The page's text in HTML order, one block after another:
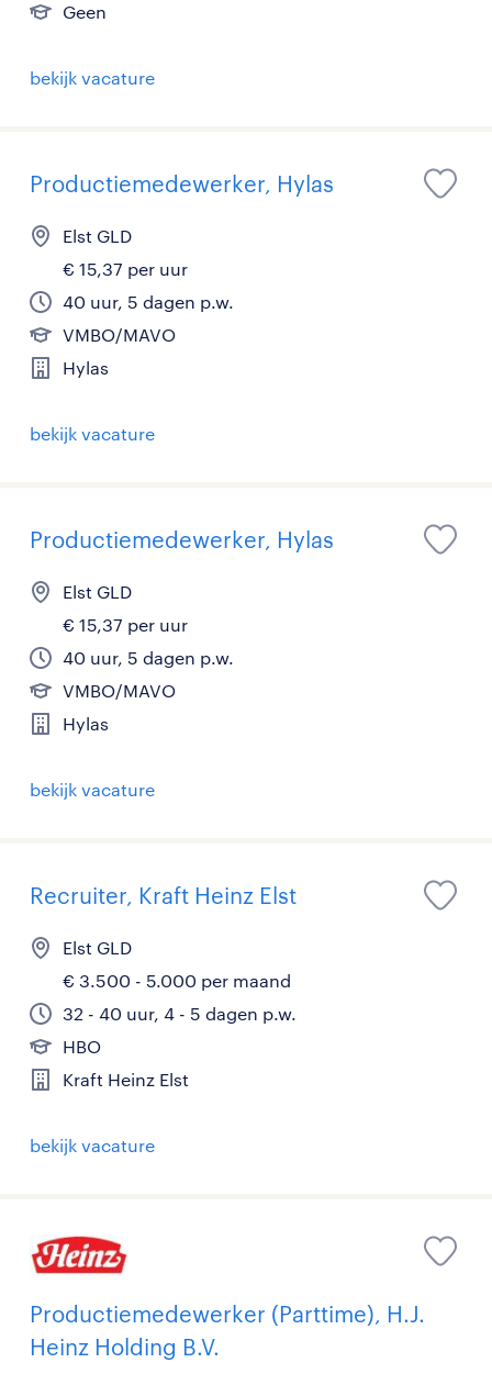
Geen
bekijk vacature
Productiemedewerker, Hylas
Elst GLD
€ 15,37 per uur
40 uur, 5 dagen p.w.
VMBO/MAVO
Hylas
bekijk vacature
Productiemedewerker, Hylas
Elst GLD
€ 15,37 per uur
40 uur, 5 dagen p.w.
VMBO/MAVO
Hylas
bekijk vacature
Recruiter, Kraft Heinz Elst
Elst GLD
€ 3.500 - 5.000 per maand
32 - 40 uur, 4 - 5 dagen p.w.
HBO
Kraft Heinz Elst
bekijk vacature
Productiemedewerker (Parttime), H.J.
Heinz Holding B.V.